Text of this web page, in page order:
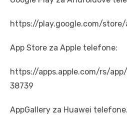
https://play.google.com/
App Store za Apple telefone:
https://apps.apple.com/rs/
38739
AppGallery za Huawei telefone.